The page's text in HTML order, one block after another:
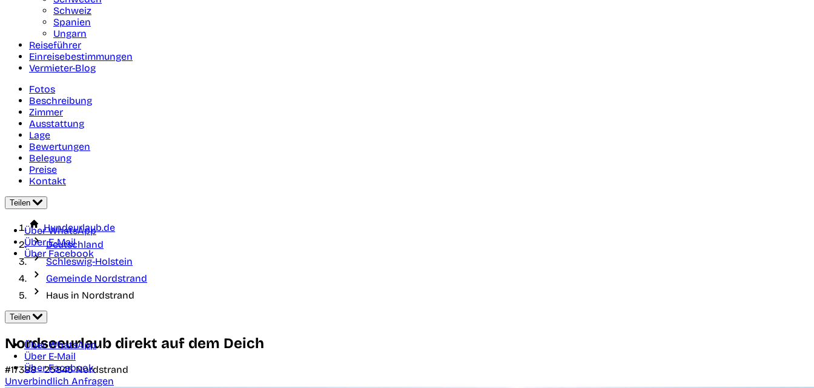
Schweiz
Spanien
Ungarn
Reiseführer
Einreisebestimmungen
Vermieter-Blog
Fotos
Beschreibung
Zimmer
Ausstattung
Lage
Bewertungen
Belegung
Preise
Kontakt
Teilen
Über WhatsApp
Über E-Mail
Über Facebook
Hundeurlaub.de
Deutschland
Schleswig-Holstein
Gemeinde Nordstrand
Haus in Nordstrand
Teilen
Über WhatsApp
Über E-Mail
Über Facebook
Nordseeurlaub direkt auf dem Deich
#17388 -25845Nordstrand
Unverbindlich Anfragen